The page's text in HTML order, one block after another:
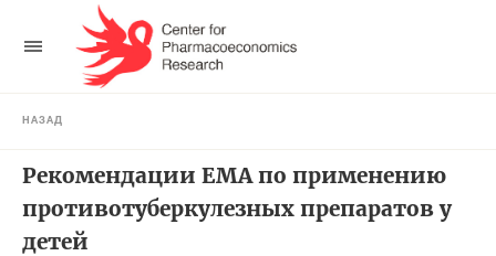
НАЗАД
Рекомендации EMA по применению
противотуберкулезных препаратов у
детей